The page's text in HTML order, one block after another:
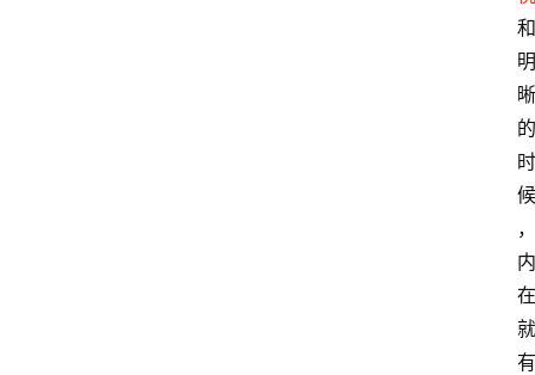
和
明
晰
的
时
候
，
内
在
就
有